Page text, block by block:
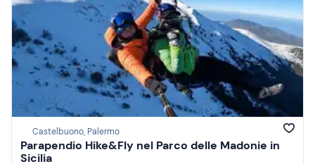
Castelbuono, Palermo
Parapendio Hike&Fly nel Parco delle Madonie in
Sicilia